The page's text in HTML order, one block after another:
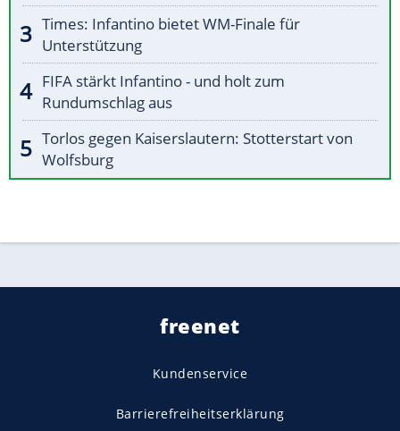
Times: Infantino bietet WM-Finale für
Unterstützung
FIFA stärkt Infantino - und holt zum
Rundumschlag aus
Torlos gegen Kaiserslautern: Stotterstart von
Wolfsburg
freenet
Kundenservice
Barrierefreiheitserklärung